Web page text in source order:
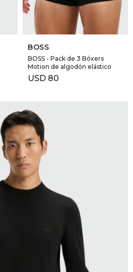
SELECCIONAR TALLE
BOSS
BOSS - Pack de 3 Bóxers
Motion de algodón elástico
USD 80